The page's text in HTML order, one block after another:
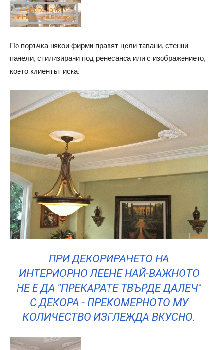
По поръчка някои фирми правят цели тавани, стенни
панели, стилизирани под ренесанса или с изображението,
което клиентът иска.
ПРИ ДЕКОРИРАНЕТО НА
ИНТЕРИОРНО ЛЕЕНЕ НАЙ-ВАЖНОТО
НЕ Е ДА "ПРЕКАРАТЕ ТВЪРДЕ ДАЛЕЧ"
С ДЕКОРА - ПРЕКОМЕРНОТО МУ
КОЛИЧЕСТВО ИЗГЛЕЖДА ВКУСНО.